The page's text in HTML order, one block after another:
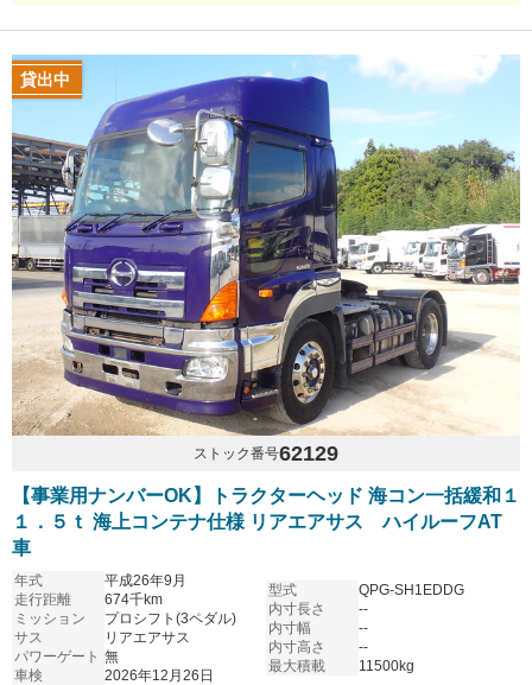
貸出中
ストック番号62129
【事業用ナンバーOK】トラクターヘッド 海コン一括緩和１
１．５ｔ 海上コンテナ仕様 リアエアサス ハイルーフAT
車
年式
平成26年9月
走行距離
674千km
ミッション
プロシフト(3ペダル)
サス
リアエアサス
パワーゲート 無
車検
2026年12月26日
型式
QPG-SH1EDDG
内寸長さ
--
内寸幅
--
内寸高さ
--
最大積載
11500kg